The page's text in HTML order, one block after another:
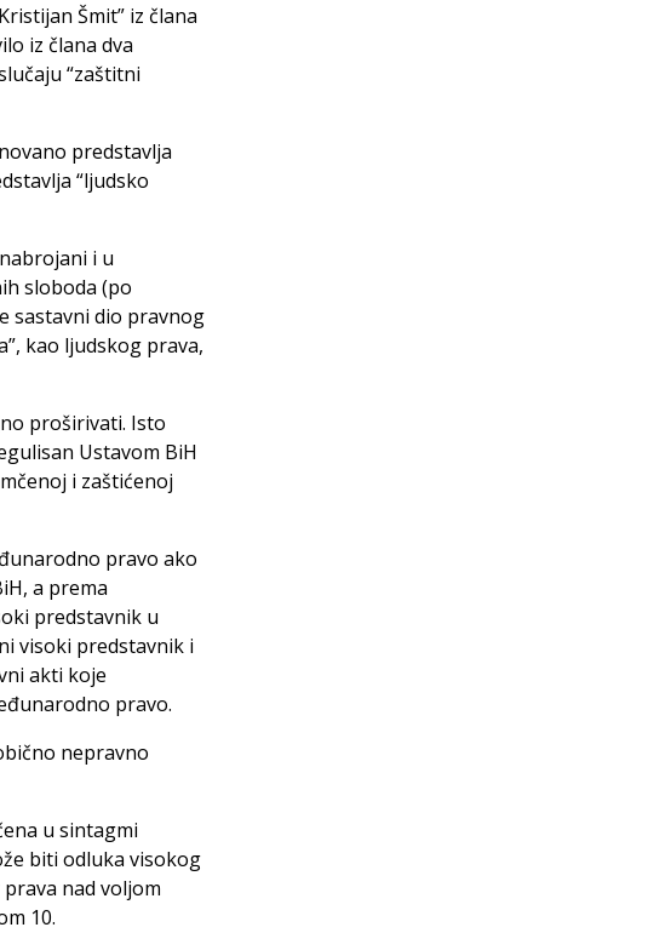
Šmit” iz člana
iz člana dva
“zaštitni
predstavlja
“ljudsko
i u
sloboda (po
sastavni dio pravnog
kao ljudskog prava,
proširivati. Isto
Ustavom BiH
i zaštićenoj
pravo ako
a prema
predstavnik u
visoki predstavnik i
akti koje
pravo.
nepravno
u sintagmi
biti odluka visokog
nad voljom
10.